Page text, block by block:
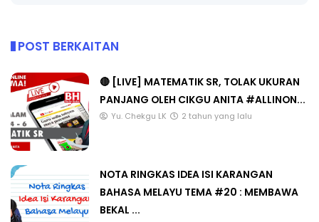
POST BERKAITAN
🔴 [LIVE] MATEMATIK SR, TOLAK UKURAN
PANJANG OLEH CIKGU ANITA #ALLINON...
Yu. Chekgu LK 2 tahun yang lalu
NOTA RINGKAS IDEA ISI KARANGAN
BAHASA MELAYU TEMA #20 : MEMBAWA
BEKAL ...